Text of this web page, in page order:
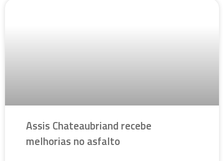
Assis Chateaubriand recebe
melhorias no asfalto